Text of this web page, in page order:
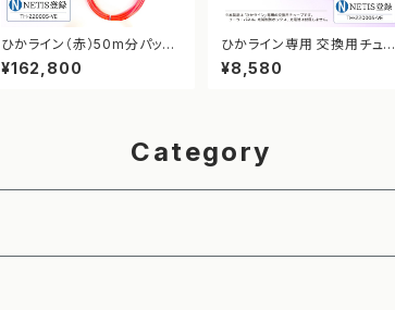
ひかライン（赤）50m分パック
【NETIS登録】
¥162,800
ひかライン専用 交換用チュー
ブ（レモンイエロー・5m）
¥8,580
Category